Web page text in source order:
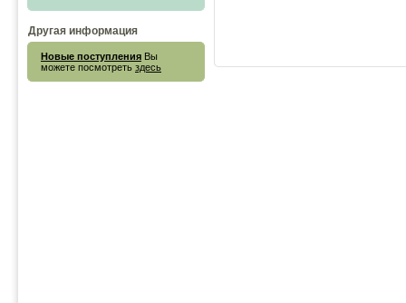
Другая информация
Новые поступления Вы
можете посмотреть здесь